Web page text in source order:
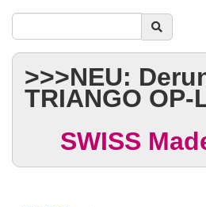
>>>NEU:
TRIANGO
SWISS